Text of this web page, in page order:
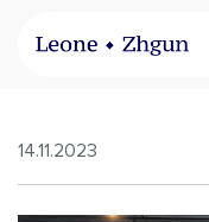
14.11.2023